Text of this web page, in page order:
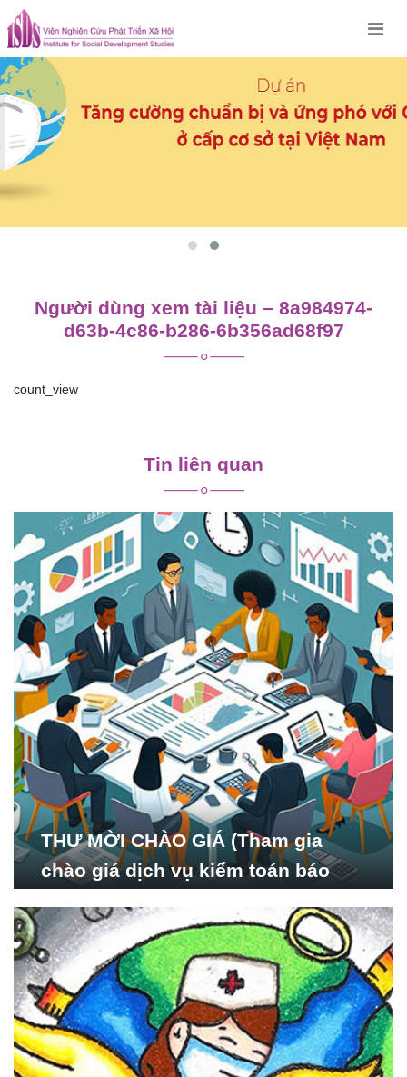
Skip
to
content
Người dùng xem tài liệu – 8a984974-
d63b-4c86-b286-6b356ad68f97
count_view
viết
Tin liên quan
THƯ MỜI CHÀO GIÁ (Tham gia
chào giá dịch vụ kiểm toán báo
Nghiên cứu Phát triển Xã
hội_ISDS)